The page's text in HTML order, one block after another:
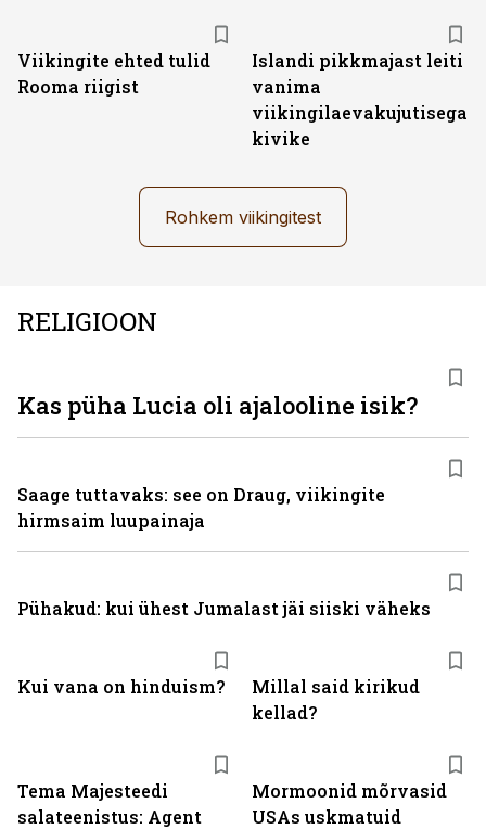
Viikingite ehted tulid
Rooma riigist
Islandi pikkmajast leiti
vanima
viikingilaevakujutisega
kivike
Rohkem viikingitest
RELIGIOON
Kui vana on hinduism?
Millal said kirikud
kellad?
Tema Majesteedi
salateenistus: Agent
Mormoonid mõrvasid
USAs uskmatuid
Kas püha Lucia oli ajalooline isik?
Saage tuttavaks: see on Draug, viikingite
hirmsaim luupainaja
Pühakud: kui ühest Jumalast jäi siiski väheks